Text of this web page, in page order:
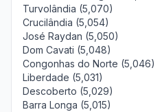
Turvolândia (5,070)
Crucilândia (5,054)
José Raydan (5,050)
Dom Cavati (5,048)
Congonhas do Norte (5,046)
Liberdade (5,031)
Descoberto (5,029)
Barra Longa (5,015)